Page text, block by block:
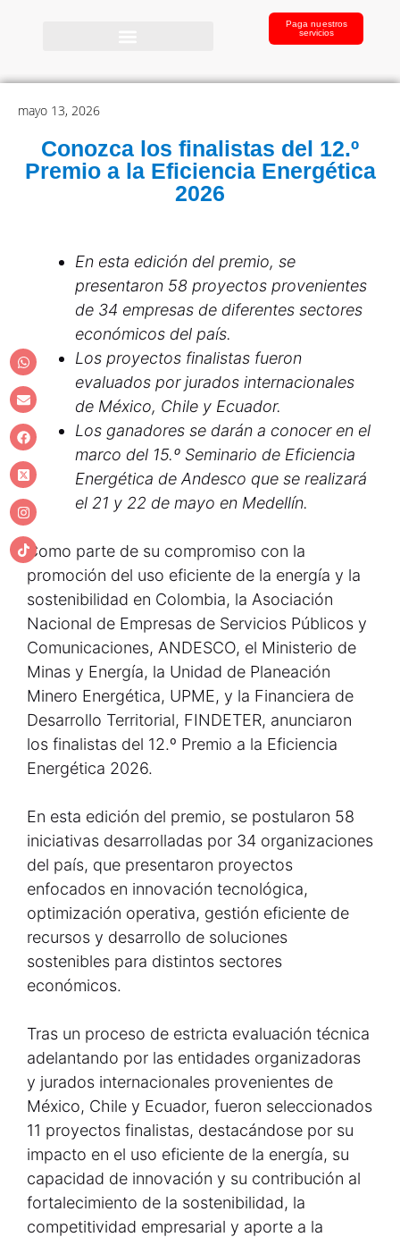
Paga nuestros
servicios
mayo 13, 2026
Conozca los finalistas del 12.º
Premio a la Eficiencia Energética
2026
En esta edición del premio, se
presentaron 58 proyectos provenientes
de 34 empresas de diferentes sectores
económicos del país.
Los proyectos finalistas fueron
evaluados por jurados internacionales
de México, Chile y Ecuador.
Los ganadores se darán a conocer en el
marco del 15.º Seminario de Eficiencia
Energética de Andesco que se realizará
el 21 y 22 de mayo en Medellín.
Como parte de su compromiso con la
promoción del uso eficiente de la energía y la
sostenibilidad en Colombia, la Asociación
Nacional de Empresas de Servicios Públicos y
Comunicaciones, ANDESCO, el Ministerio de
Minas y Energía, la Unidad de Planeación
Minero Energética, UPME, y la Financiera de
Desarrollo Territorial, FINDETER, anunciaron
los finalistas del 12.º Premio a la Eficiencia
Energética 2026.
En esta edición del premio, se postularon 58
iniciativas desarrolladas por 34 organizaciones
del país, que presentaron proyectos
enfocados en innovación tecnológica,
optimización operativa, gestión eficiente de
recursos y desarrollo de soluciones
sostenibles para distintos sectores
económicos.
Tras un proceso de estricta evaluación técnica
adelantando por las entidades organizadoras
y jurados internacionales provenientes de
México, Chile y Ecuador, fueron seleccionados
11 proyectos finalistas, destacándose por su
impacto en el uso eficiente de la energía, su
capacidad de innovación y su contribución al
fortalecimiento de la sostenibilidad, la
competitividad empresarial y aporte a la